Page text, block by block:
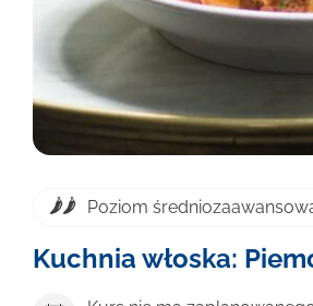
Poziom
Kuchnia włoska: